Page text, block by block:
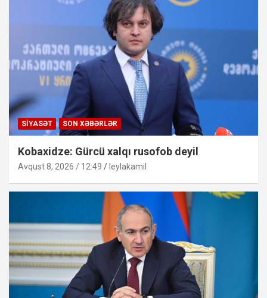
SIYASƏT SON XƏBƏRLƏR
Kobaxidze: Gürcü xalqı rusofob deyil
Avqust 8, 2026 / 12:49 leylakamil